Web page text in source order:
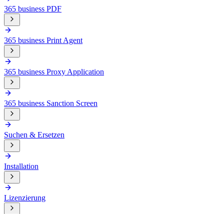
365 business PDF
365 business Print Agent
365 business Proxy Application
365 business Sanction Screen
Suchen & Ersetzen
Installation
Lizenzierung